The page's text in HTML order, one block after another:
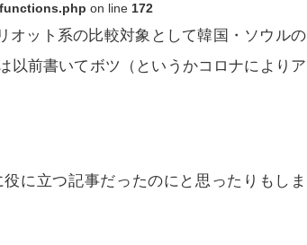
on line 172
オット系の比較対象として韓国・ソウルの
以前書いてボツ（というかコロナによりア
に立つ記事だったのにと思ったりもしま